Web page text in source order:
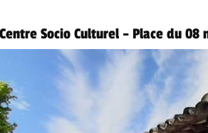
Centre Socio Culturel – Place du 08